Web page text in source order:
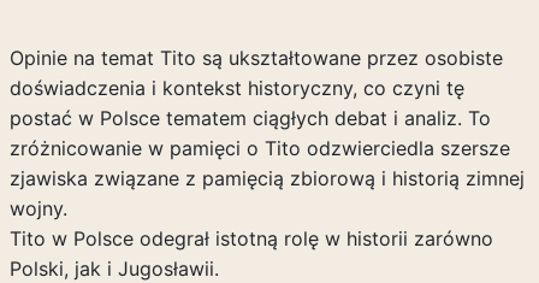
Opinie na temat Tito są ukształtowane przez osobiste
doświadczenia i kontekst historyczny, co czyni tę
postać w Polsce tematem ciągłych debat i analiz. To
zróżnicowanie w pamięci o Tito odzwierciedla szersze
zjawiska związane z pamięcią zbiorową i historią zimnej
wojny.
Tito w Polsce odegrał istotną rolę w historii zarówno
Polski, jak i Jugosławii.